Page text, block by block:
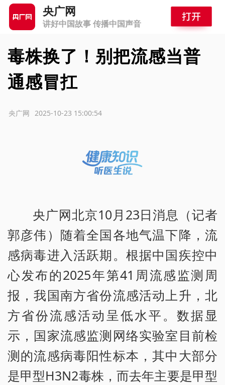
央广网
讲好中国故事 传播中国声音
毒株换了！别把流感当普
通感冒扛
2025-10-23 15:00:54
央广网
央广网北京10月23日消息（记者
郭彦伟）随着全国各地气温下降，流
感病毒进入活跃期。根据中国疾控中
心发布的2025年第41周流感监测周
报，我国南方省份流感活动上升，北
方省份流感活动呈低水平。数据显
示，国家流感监测网络实验室目前检
测的流感病毒阳性标本，其中大部分
是甲型H3N2毒株，而去年主要是甲型